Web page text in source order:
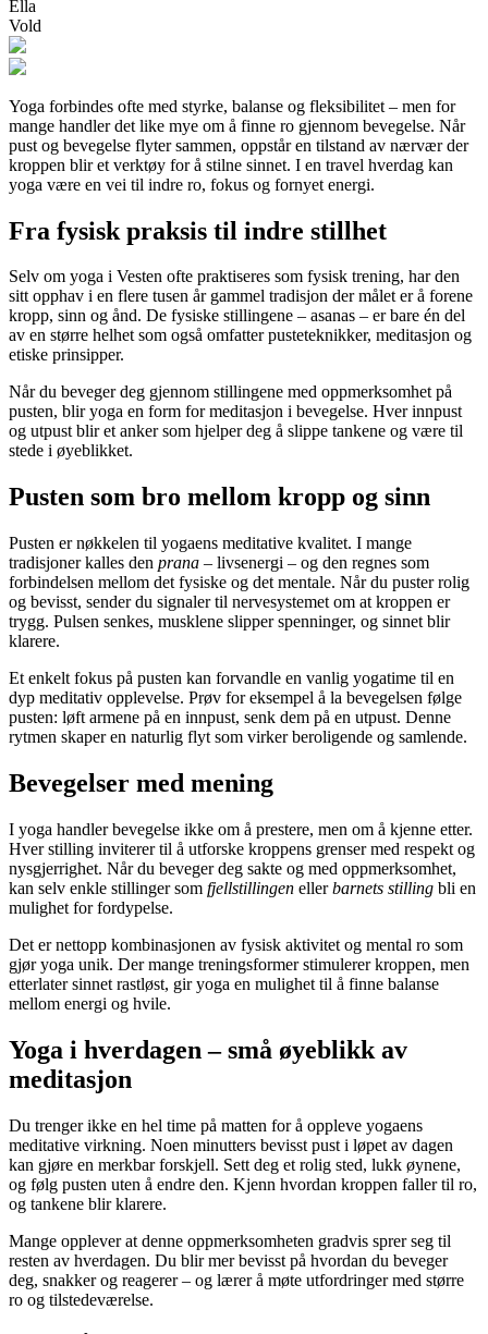
Ella
Vold
Yoga forbindes ofte med styrke, balanse og fleksibilitet – men for
mange handler det like mye om å finne ro gjennom bevegelse. Når
pust og bevegelse flyter sammen, oppstår en tilstand av nærvær der
kroppen blir et verktøy for å stilne sinnet. I en travel hverdag kan
yoga være en vei til indre ro, fokus og fornyet energi.
Fra fysisk praksis til indre stillhet
Selv om yoga i Vesten ofte praktiseres som fysisk trening, har den
sitt opphav i en flere tusen år gammel tradisjon der målet er å forene
kropp, sinn og ånd. De fysiske stillingene – asanas – er bare én del
av en større helhet som også omfatter pusteteknikker, meditasjon og
etiske prinsipper.
Når du beveger deg gjennom stillingene med oppmerksomhet på
pusten, blir yoga en form for meditasjon i bevegelse. Hver innpust
og utpust blir et anker som hjelper deg å slippe tankene og være til
stede i øyeblikket.
Pusten som bro mellom kropp og sinn
Pusten er nøkkelen til yogaens meditative kvalitet. I mange
tradisjoner kalles den prana – livsenergi – og den regnes som
forbindelsen mellom det fysiske og det mentale. Når du puster rolig
og bevisst, sender du signaler til nervesystemet om at kroppen er
trygg. Pulsen senkes, musklene slipper spenninger, og sinnet blir
klarere.
Et enkelt fokus på pusten kan forvandle en vanlig yogatime til en
dyp meditativ opplevelse. Prøv for eksempel å la bevegelsen følge
pusten: løft armene på en innpust, senk dem på en utpust. Denne
rytmen skaper en naturlig flyt som virker beroligende og samlende.
Bevegelser med mening
I yoga handler bevegelse ikke om å prestere, men om å kjenne etter.
Hver stilling inviterer til å utforske kroppens grenser med respekt og
nysgjerrighet. Når du beveger deg sakte og med oppmerksomhet,
kan selv enkle stillinger som fjellstillingen ellerbarnets stilling bli en
mulighet for fordypelse.
Det er nettopp kombinasjonen av fysisk aktivitet og mental ro som
gjør yoga unik. Der mange treningsformer stimulerer kroppen, men
etterlater sinnet rastløst, gir yoga en mulighet til å finne balanse
mellom energi og hvile.
Yoga i hverdagen – små øyeblikk av
meditasjon
Du trenger ikke en hel time på matten for å oppleve yogaens
meditative virkning. Noen minutters bevisst pust i løpet av dagen
kan gjøre en merkbar forskjell. Sett deg et rolig sted, lukk øynene,
og følg pusten uten å endre den. Kjenn hvordan kroppen faller til ro,
og tankene blir klarere.
Mange opplever at denne oppmerksomheten gradvis sprer seg til
resten av hverdagen. Du blir mer bevisst på hvordan du beveger
deg, snakker og reagerer – og lærer å møte utfordringer med større
ro og tilstedeværelse.